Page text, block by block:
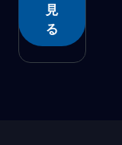
見
る